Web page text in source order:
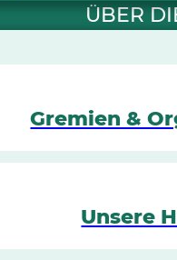
ÜBER
Gremien &
Unsere